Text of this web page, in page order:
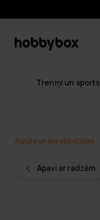
Treniņi un sports
Apavi ar radzēm
Atpūta un āra aktivitātes